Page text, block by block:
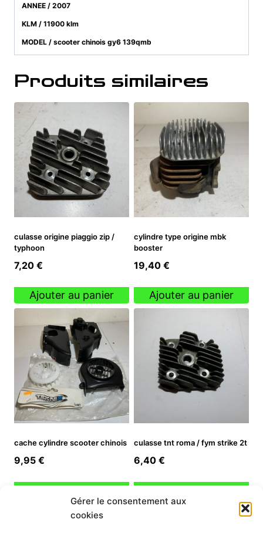
Gérer le consentement aux
cookies
ANNEE / 2007
KLM / 11900 klm
MODEL / scooter chinois gy6 139qmb
Produits similaires
culasse origine piaggio zip /
typhoon
7,20 €
Ajouter au panier
cylindre type origine mbk
booster
19,40 €
Ajouter au panier
cache cylindre scooter chinois
9,95 €
culasse tnt roma / fym strike 2t
6,40 €